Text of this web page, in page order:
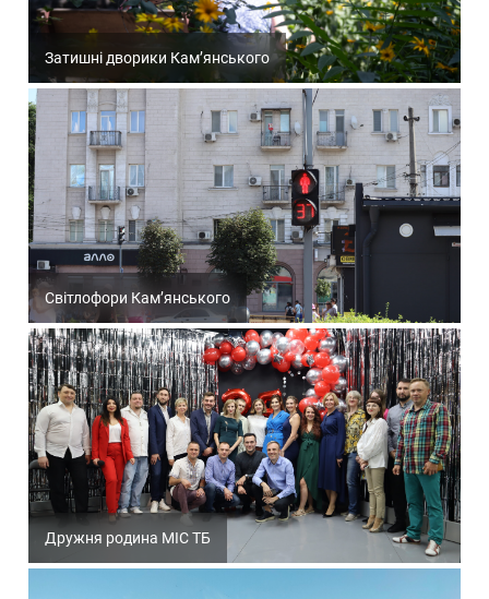
Затишні дворики Кам’янського
Світлофори Кам’янського
Дружня родина МІС ТБ